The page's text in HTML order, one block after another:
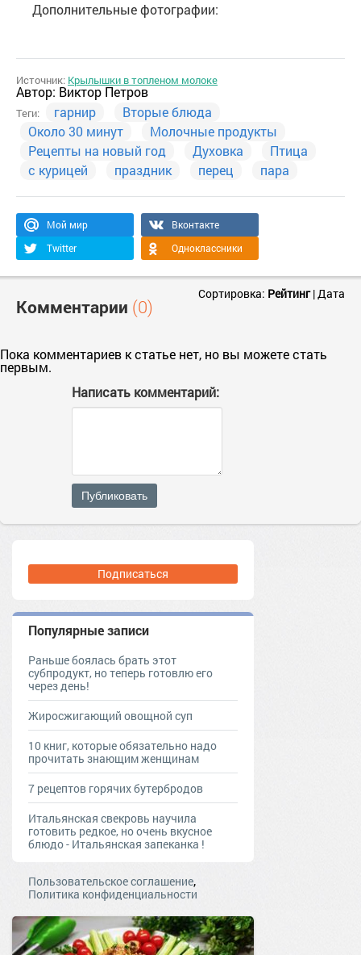
Дополнительные фотографии:
Источник: Крылышки в топленом молоке
Автор: Виктор Петров
Теги: гарнир
Вторые блюда
Около 30 минут
Молочные продукты
Рецепты на новый год
Духовка
Птица
с курицей
праздник перец пара
Мой мир
Вконтакте
Twitter
Одноклассники
Комментарии (0)
Сортировка: Рейтинг|Дата
Пока комментариев к статье нет, но вы можете стать
первым.
Написать комментарий:
Публиковать
Подписаться
Популярные записи
Раньше боялась брать этот
субпродукт, но теперь готовлю его
через день!
Жиросжигающий овощной суп
10 книг, которые обязательно надо
прочитать знающим женщинам
7 рецептов горячих бутербродов
Итальянская свекровь научила
готовить редкое, но очень вкусное
блюдо - Итальянская запеканка !
Пользовательское соглашение,
Политика конфиденциальности